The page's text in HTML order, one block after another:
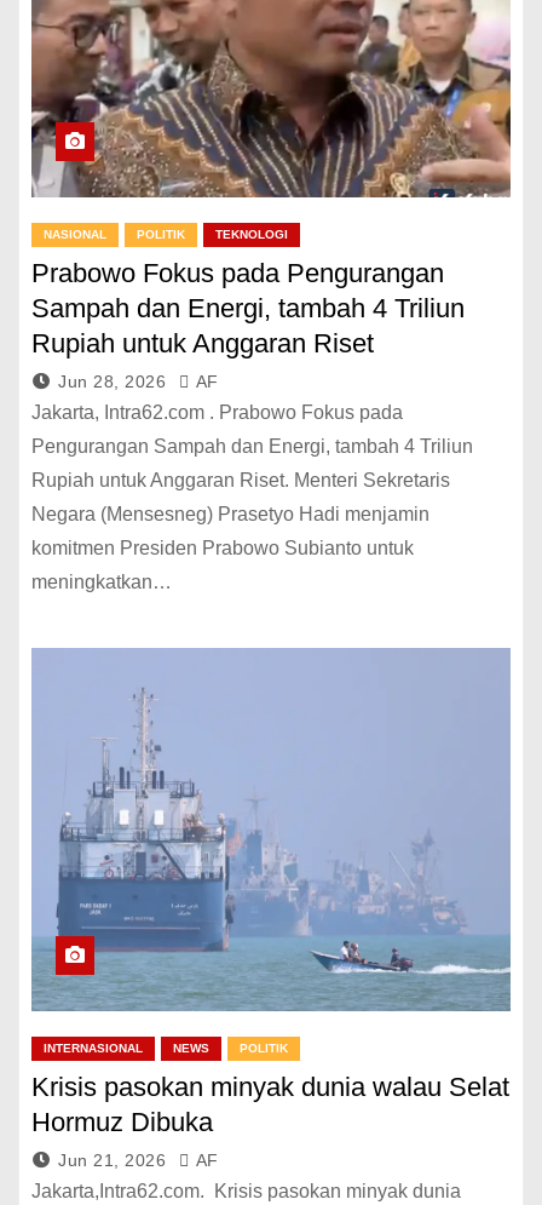
NASIONAL POLITIK TEKNOLOGI
Prabowo Fokus pada Pengurangan
Sampah dan Energi, tambah 4 Triliun
Rupiah untuk Anggaran Riset
Jun 28, 2026 AF
Jakarta, Intra62.com . Prabowo Fokus pada
Pengurangan Sampah dan Energi, tambah 4 Triliun
Rupiah untuk Anggaran Riset. Menteri Sekretaris
Negara (Mensesneg) Prasetyo Hadi menjamin
komitmen Presiden Prabowo Subianto untuk
meningkatkan…
INTERNASIONAL NEWS POLITIK
Krisis pasokan minyak dunia walau Selat
Hormuz Dibuka
Jun 21, 2026 AF
Jakarta,Intra62.com. Krisis pasokan minyak dunia